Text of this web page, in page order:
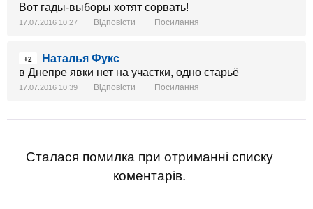
Вот гады-выборы хотят сорвать!
17.07.2016 10:27 Відповісти Посилання
+2
Наталья Фукс
в Днепре явки нет на участки, одно старьё
17.07.2016 10:39 Відповісти Посилання
Сталася помилка при отриманні списку
коментарів.